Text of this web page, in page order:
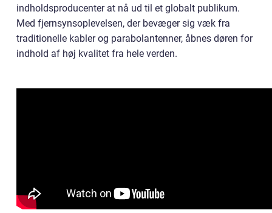
indholdsproducenter at nå ud til et globalt publikum.
Med fjernsynsoplevelsen, der bevæger sig væk fra
traditionelle kabler og parabolantenner, åbnes døren for
indhold af høj kvalitet fra hele verden.